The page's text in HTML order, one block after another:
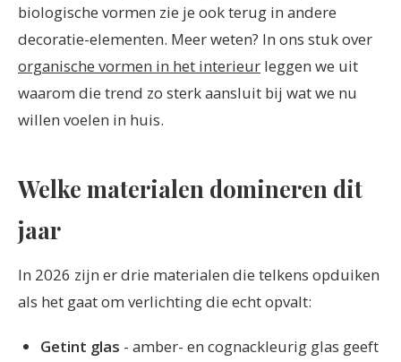
biologische vormen zie je ook terug in andere
decoratie-elementen. Meer weten? In ons stuk over
organische vormen in het interieur leggen we uit
waarom die trend zo sterk aansluit bij wat we nu
willen voelen in huis.
Welke materialen domineren dit
jaar
In 2026 zijn er drie materialen die telkens opduiken
als het gaat om verlichting die echt opvalt:
Getint glas - amber- en cognackleurig glas geeft